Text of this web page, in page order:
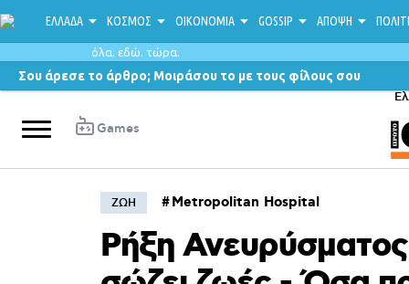
ΕΛΛΑΔΑ ΚΟΣΜΟΣ ΟΙΚΟΝΟΜΙΑ GOSSIP ΑΠΟΨΗ
όλα. εδώ. τώρα.
Σου άρεσε το άρθρο; Μοιράσου το με τους φίλους σου